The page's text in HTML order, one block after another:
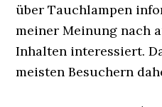
über Tauchlampen
meiner Meinung nach
Inhalten interessiert.
meisten Besuchern